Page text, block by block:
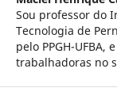
Sou professor do
Tecnologia de
pelo PPGH-
trabalhadoras no